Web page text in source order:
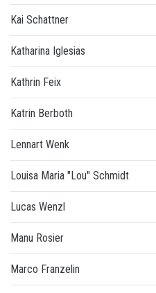
Kai Schattner
Katharina Iglesias
Kathrin Feix
Katrin Berboth
Lennart Wenk
Louisa Maria "Lou" Schmidt
Lucas Wenzl
Manu Rosier
Marco Franzelin